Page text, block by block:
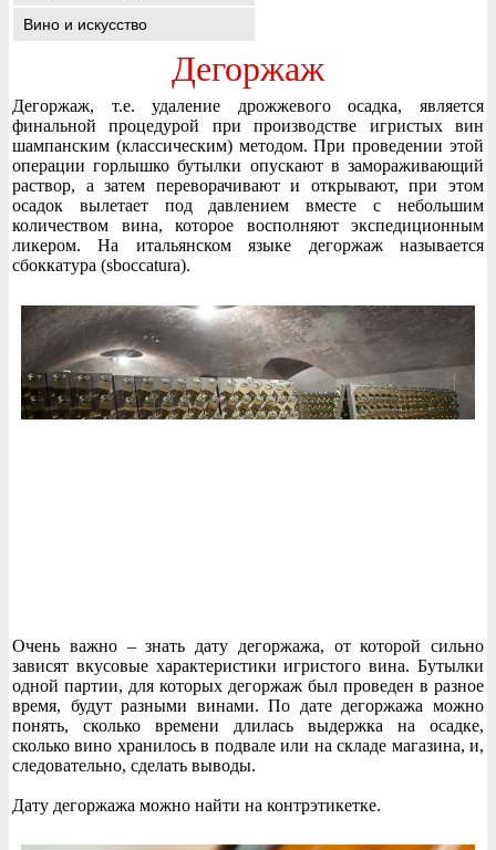
Вино и искусство
Дегоржаж
Дегоржаж, т.е. удаление дрожжевого осадка, является
финальной процедурой при производстве игристых вин
шампанским (классическим) методом. При проведении этой
операции горлышко бутылки опускают в замораживающий
раствор, а затем переворачивают и открывают, при этом
осадок вылетает под давлением вместе с небольшим
количеством вина, которое восполняют экспедиционным
ликером. На итальянском языке дегоржаж называется
сбоккатура (sboccatura).
Очень важно – знать дату дегоржажа, от которой сильно
зависят вкусовые характеристики игристого вина. Бутылки
одной партии, для которых дегоржаж был проведен в разное
время, будут разными винами. По дате дегоржажа можно
понять, сколько времени длилась выдержка на осадке,
сколько вино хранилось в подвале или на складе магазина, и,
следовательно, сделать выводы.
Дату дегоржажа можно найти на контрэтикетке.